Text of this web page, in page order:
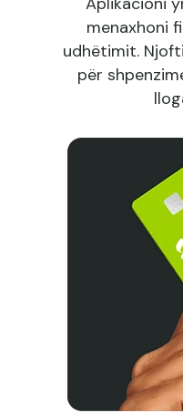
menaxhoni
udhëtimit.
për